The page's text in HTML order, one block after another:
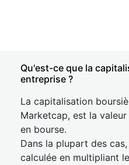
Qu'est-ce que la
entreprise ?
La capitalisation
Marketcap, est la
en bourse.
Dans la plupart des
calculée en multipliant